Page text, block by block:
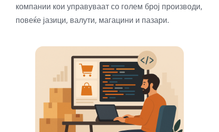
компании кои управуваат со голем број производи,
повеќе јазици, валути, магацини и пазари.